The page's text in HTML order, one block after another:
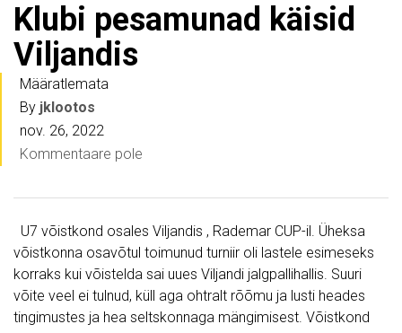
Klubi pesamunad käisid
Viljandis
Määratlemata
By jklootos
nov. 26, 2022
Kommentaare pole
U7 võistkond osales Viljandis , Rademar CUP-il. Üheksa
võistkonna osavõtul toimunud turniir oli lastele esimeseks
korraks kui võistelda sai uues Viljandi jalgpallihallis. Suuri
võite veel ei tulnud, küll aga ohtralt rõõmu ja lusti heades
tingimustes ja hea seltskonnaga mängimisest. Võistkond